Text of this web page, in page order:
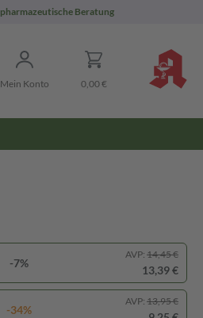
pharmazeutische Beratung
Mein Konto 0,00 €
-7%
AVP: 14,45 €
13,39 €
-34%
AVP: 13,95 €